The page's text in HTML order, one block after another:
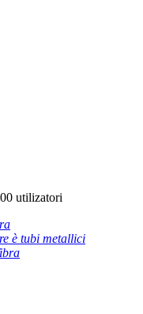
utilizatori
è tubi metallici